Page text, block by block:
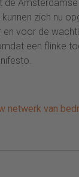
de
zich nu
en voor de
een flinke
netwerk van